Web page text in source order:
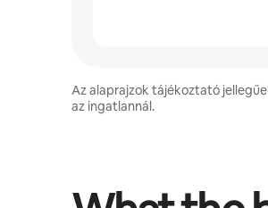
Az alaprajzok tájékoztató
az ingatlannál.